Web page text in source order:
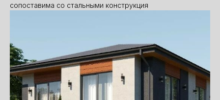
сопоставима со стальными конструкция